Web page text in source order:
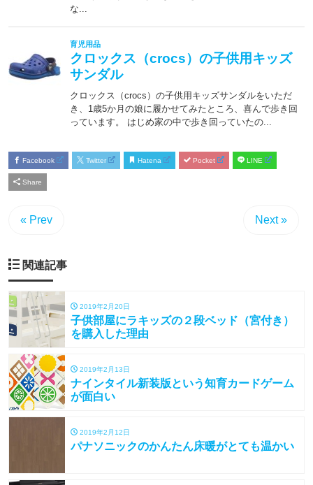
Facebook Twitter Hatena Pocket LINE
Share
« Prev Next »
関連記事
2019年2月20日
子供部屋にラキッズの２段ベッド（宮付き）
を購入した理由
2019年2月13日
ナインタイル新装版という知育カードゲーム
が面白い
2019年2月12日
パナソニックのかんたん床暖がとても温かい